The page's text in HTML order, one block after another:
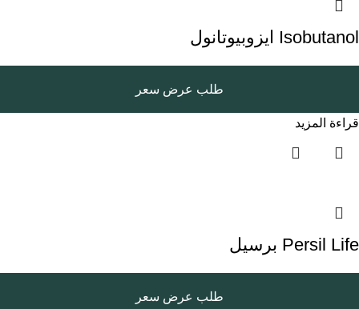
Isobutanol ايزوبيوتانول
طلب عرض سعر
قراءة المزيد
Persil Life برسيل
طلب عرض سعر